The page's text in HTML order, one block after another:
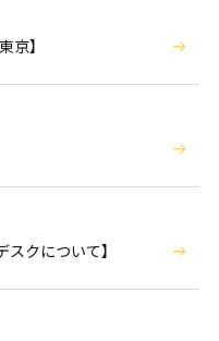
京】
クについて】